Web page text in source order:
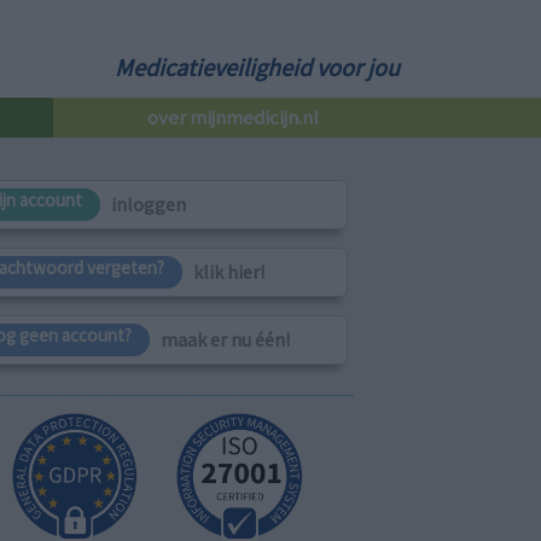
Medicatieveiligheid voor jou
over mijnmedicijn.nl
account inloggen
vergeten? klik hier!
geen account? maak er nu één!